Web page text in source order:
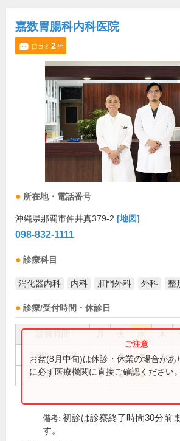
嘉数胃腸科内科医院
口コミ 2件
所在地・電話番号
沖縄県那覇市仲井真379-2 [地図]
098-832-1111
診療科目
消化器内科 内科 肛門外科 外科 整
診療/受付時間・休診日
9:00～13:00 ● ● ● ●
14:00～18:00 ● ● ●
お盆(8月中旬)は休診・休業の場合があ
に必ず医療機関に直接ご確認ください。
備考: 初診は診察終了時間30分前
す。